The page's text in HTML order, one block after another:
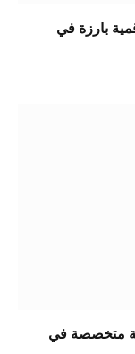
بارزة في
متخصصة في